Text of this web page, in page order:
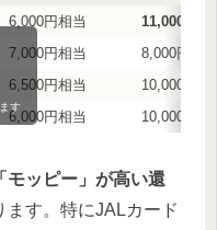
6,000円相当
11,000円相
7,000円相当
8,000円相
6,500円相当
10,000円相
6,000円相当 10,000円相
す
モッピー」が高い還
ます。特にJALカード